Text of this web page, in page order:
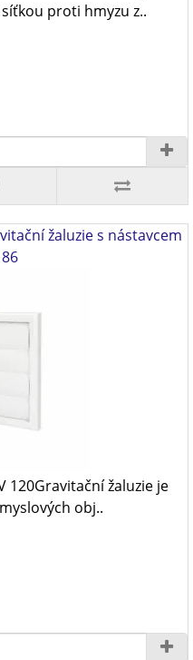
proti hmyzu z..
žaluzie s nástavcem
120Gravitační žaluzie je
obj..